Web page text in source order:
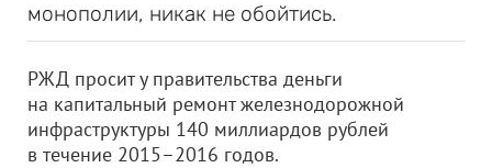
монополии, никак не обойтись.
РЖД просит у правительства деньги
на капитальный ремонт железнодорожной
инфраструктуры 140 миллиардов рублей
в течение 2015–2016 годов.